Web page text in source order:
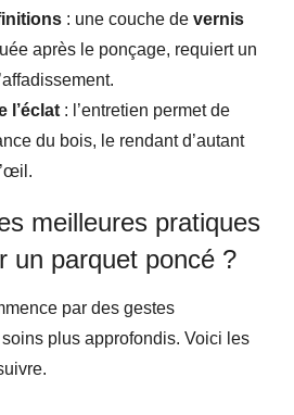
: une couche de vernis
après le ponçage, requiert un
l’éclat : l’entretien permet de
du bois, le rendant d’autant
meilleures pratiques
un parquet poncé ?
par des gestes
plus approfondis. Voici les